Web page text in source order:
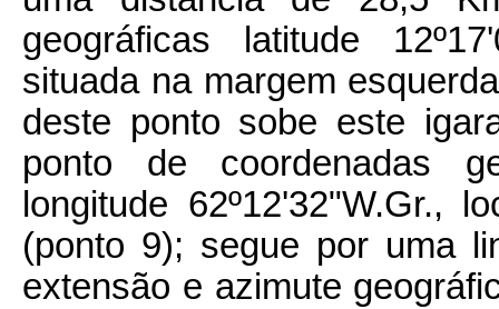
geográficas latitude
situada na margem
deste ponto sobe este
ponto de coordenadas
longitude 62º12'32"W.Gr.,
(ponto 9); segue por uma
extensão e azimute